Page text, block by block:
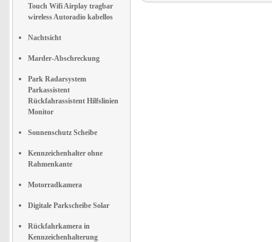
Touch Wifi Airplay tragbar
wireless Autoradio kabellos
Nachtsicht
Marder-Abschreckung
Park Radarsystem
Parkassistent
Rückfahrassistent Hilfslinien
Monitor
Sonnenschutz Scheibe
Kennzeichenhalter ohne
Rahmenkante
Motorradkamera
Digitale Parkscheibe Solar
Rückfahrkamera in
Kennzeichenhalterung